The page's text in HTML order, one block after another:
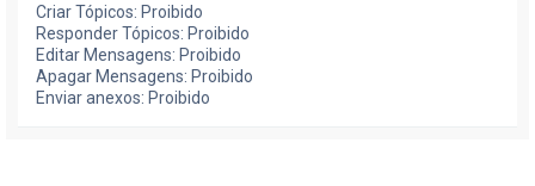
Criar Tópicos: Proibido
Responder Tópicos: Proibido
Editar Mensagens: Proibido
Apagar Mensagens: Proibido
Enviar anexos: Proibido